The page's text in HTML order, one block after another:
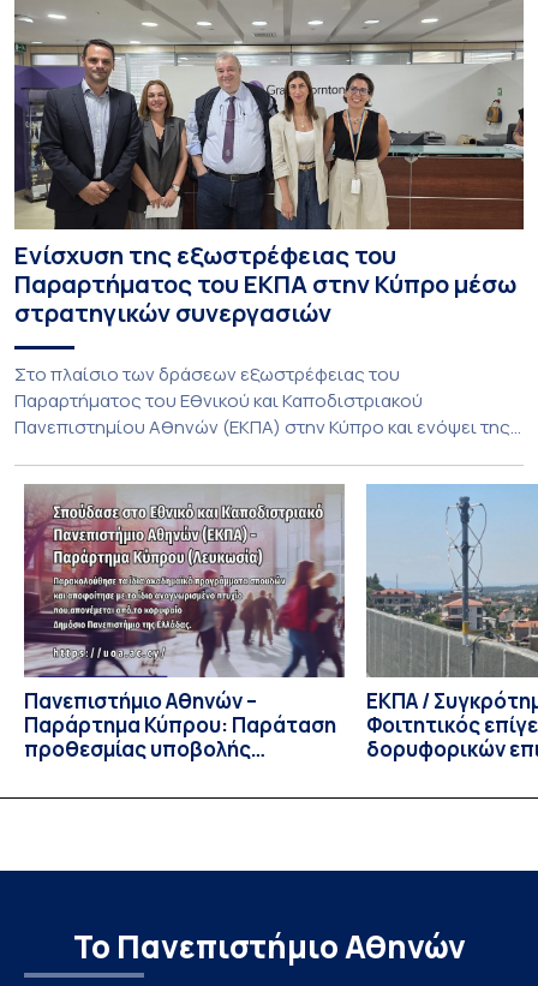
Ενίσχυση της εξωστρέφειας του
Παραρτήματος του ΕΚΠΑ στην Κύπρο μέσω
στρατηγικών συνεργασιών
Στο πλαίσιο των δράσεων εξωστρέφειας του
Παραρτήματος του Εθνικού και Καποδιστριακού
Πανεπιστημίου Αθηνών (ΕΚΠΑ) στην Κύπρο και ενόψει της
Τμήματος Οικονομικών Επιστημών και του Τμήματος
Διοίκησης Επιχειρήσεων και Οργανισμών τον Σεπτέμβριο
του 2026, ο Κοσμήτορας της Σχολής Οικονομικών και
Πολιτικών Επιστημών, Καθηγητής Νικόλαος Ηρειώτης, και ο
Πρόεδρος του Τμήματος […]
Πανεπιστήμιο Αθηνών –
Παράρτημα Κύπρου: Παράταση
προθεσμίας υποβολής
υποψηφίων
ΕΚΠΑ /
Φοιτητικός
δορυφορικών
Το Πανεπιστήμιο Αθηνών